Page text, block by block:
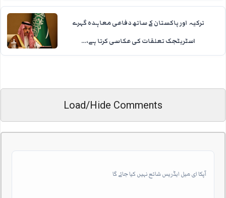
ترکیہ اور پاکستان کے ساتھ دفاعی معاہدہ گہرے
اسٹریٹجک تعلقات کی عکاسی کرتا ہے،…
Load/Hide Comments
آپکا ای میل ایڈریس شائع نہیں کیا جائے گا